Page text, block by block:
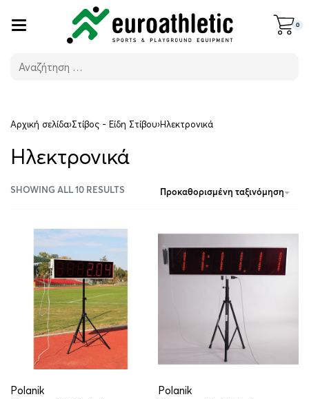
0
Αρχική σελίδα›Στίβος - Είδη Στίβου›Ηλεκτρονικά
Ηλεκτρονικά
SHOWING ALL 10 RESULTS Προκαθορισμένη ταξινόμηση
Polanik Polanik